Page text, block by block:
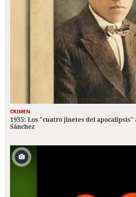
CRIMEN
1935: Los "cuatro jinetes del
Sánchez